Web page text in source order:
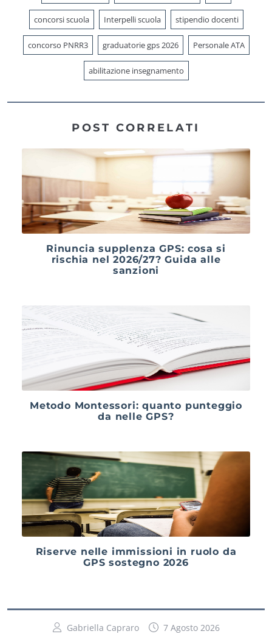
concorsi scuola Interpelli scuola stipendio docenti
concorso PNRR3 graduatorie gps 2026 Personale ATA
abilitazione insegnamento
POST CORRELATI
Rinuncia supplenza GPS: cosa si
rischia nel 2026/27? Guida alle
sanzioni
Metodo Montessori: quanto punteggio
da nelle GPS?
Riserve nelle immissioni in ruolo da
GPS sostegno 2026
Gabriella Capraro 7 Agosto 2026